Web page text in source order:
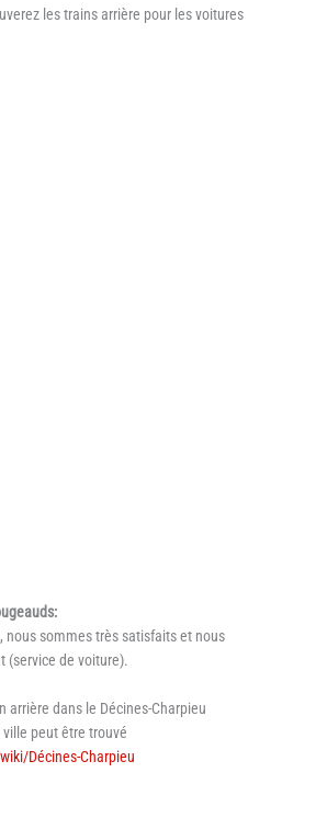
les trains arrière pour les voitures
nous sommes très satisfaits et nous
(service de voiture).
arrière dans le Décines-Charpieu
ville peut être trouvé
Décines-Charpieu